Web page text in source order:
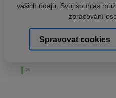
vašich údajů. Svůj souhlas
zpracování
Spravovat cookies